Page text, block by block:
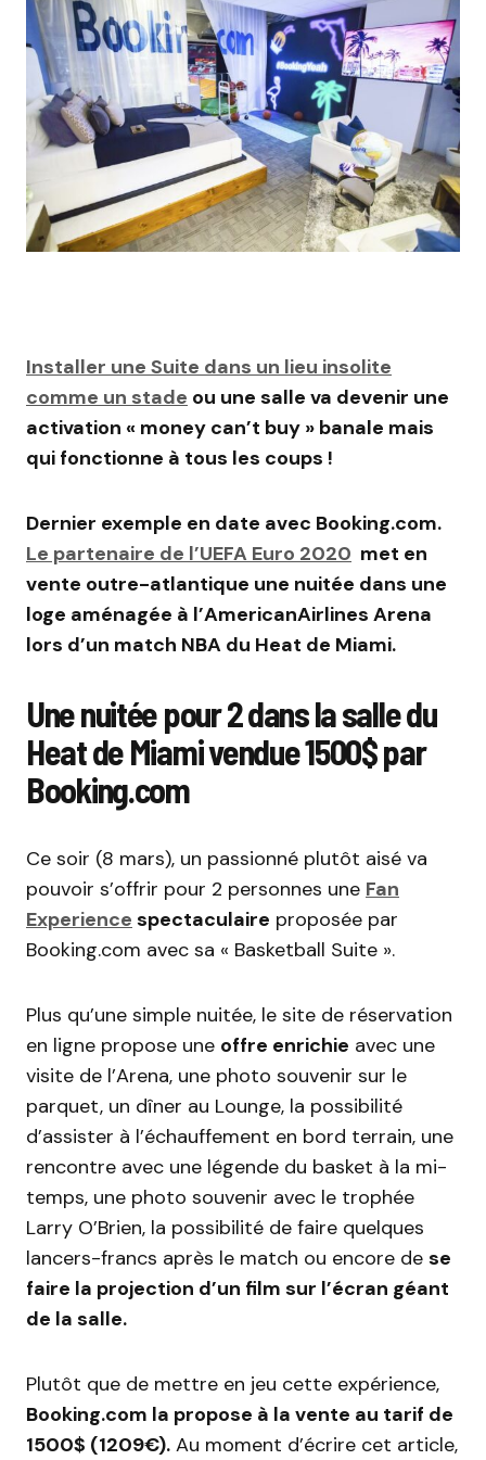
Installer une Suite dans un lieu insolite
comme un stade ou une salle va devenir une
activation « money can’t buy » banale mais
qui fonctionne à tous les coups !
Dernier exemple en date avec Booking.com.
Le partenaire de l’UEFA Euro 2020 met en
vente outre-atlantique une nuitée dans une
loge aménagée à l’AmericanAirlines Arena
lors d’un match NBA du Heat de Miami.
Une nuitée pour 2 dans la salle du
Heat de Miami vendue 1500$ par
Booking.com
Ce soir (8 mars), un passionné plutôt aisé va
pouvoir s’offrir pour 2 personnes une Fan
Experience spectaculaire proposée par
Booking.com avec sa « Basketball Suite ».
Plus qu’une simple nuitée, le site de réservation
en ligne propose une offre enrichie avec une
visite de l’Arena, une photo souvenir sur le
parquet, un dîner au Lounge, la possibilité
d’assister à l’échauffement en bord terrain, une
rencontre avec une légende du basket à la mi-
temps, une photo souvenir avec le trophée
Larry O’Brien, la possibilité de faire quelques
lancers-francs après le match ou encore de se
faire la projection d’un film sur l’écran géant
de la salle.
Plutôt que de mettre en jeu cette expérience,
Booking.com la propose à la vente au tarif de
1500$ (1209€). Au moment d’écrire cet article,